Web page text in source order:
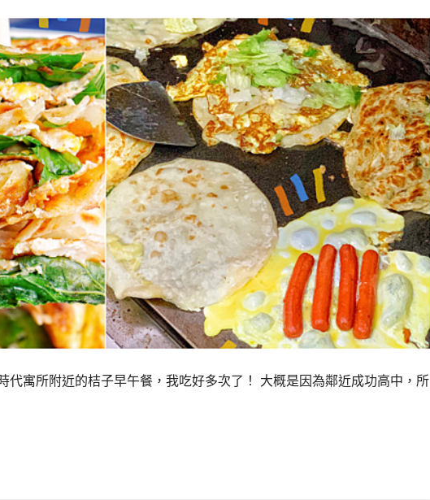
寓所附近的桔子早午餐，我吃好多次了！ 大概是因為鄰近成功高中，所